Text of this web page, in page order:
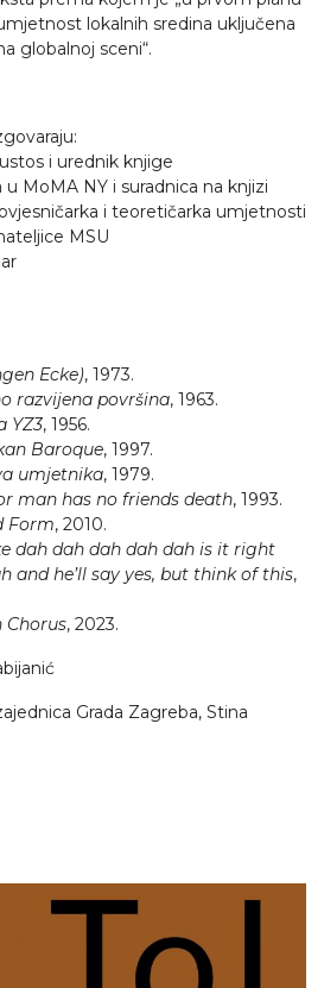
lokalnih sredina uključena
globalnoj sceni“.
i urednik knjige
MoMA NY i suradnica na knjizi
i teoretičarka umjetnosti
MSU
Ecke), 1973.
razvijena površina, 1963.
YZ3, 1956.
Baroque, 1997.
umjetnika, 1979.
man has no friends death, 1993.
Form, 2010.
dah dah dah dah dah is it right
and he’ll say yes, but think of this,
Chorus, 2023.
Grada Zagreba, Stina